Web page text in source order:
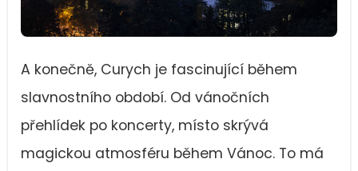
A konečně, Curych je fascinující během
slavnostního období. Od vánočních
přehlídek po koncerty, místo skrývá
magickou atmosféru během Vánoc. To má